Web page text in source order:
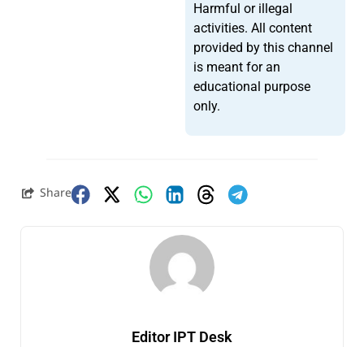
Harmful or illegal
activities. All content
provided by this channel
is meant for an
educational purpose
only.
Share
Editor IPT Desk